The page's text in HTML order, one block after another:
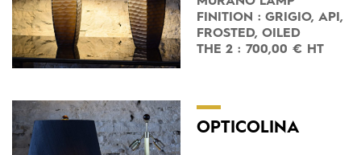
FINITION : GRIGIO, API,
FROSTED, OILED
THE 2 : 700,00 € HT
OPTICOLINA